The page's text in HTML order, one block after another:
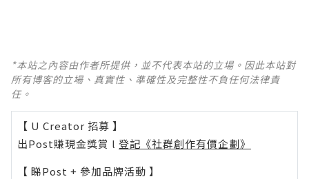
*本站之內容由作者所提供，並不代表本站的立場。因此本站對
所有博客的立場、真實性、準確性及完整性不負任何法律責
任。
【 U Creator 招募 】
出Post賺現金獎賞 l 登記《社群創作有價企劃》
【 睇Post + 參加品牌活動 】